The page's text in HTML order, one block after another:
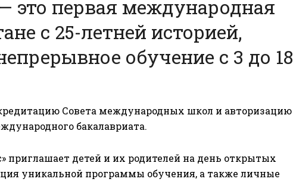
это первая международная
с 25-летней историей,
обучение с 3 до 18
Совета международных школ и авторизацию
бакалавриата.
приглашает детей и их родителей на день открытых
уникальной программы обучения, а также личные